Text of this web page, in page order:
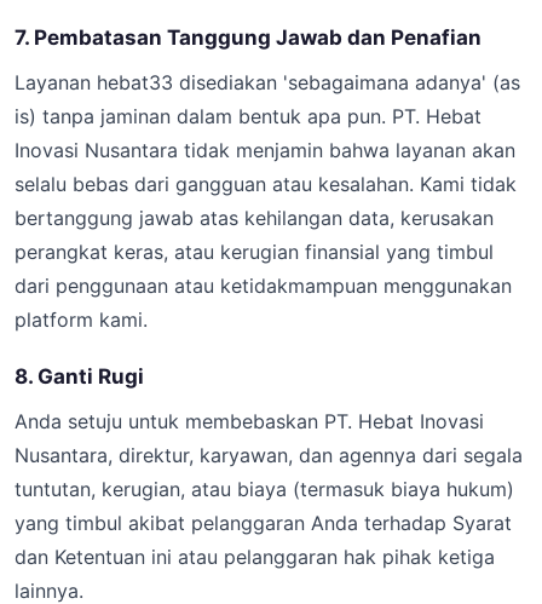
7. Pembatasan Tanggung Jawab dan Penafian
Layanan hebat33 disediakan 'sebagaimana adanya' (as
is) tanpa jaminan dalam bentuk apa pun. PT. Hebat
Inovasi Nusantara tidak menjamin bahwa layanan akan
selalu bebas dari gangguan atau kesalahan. Kami tidak
bertanggung jawab atas kehilangan data, kerusakan
perangkat keras, atau kerugian finansial yang timbul
dari penggunaan atau ketidakmampuan menggunakan
platform kami.
8. Ganti Rugi
Anda setuju untuk membebaskan PT. Hebat Inovasi
Nusantara, direktur, karyawan, dan agennya dari segala
tuntutan, kerugian, atau biaya (termasuk biaya hukum)
yang timbul akibat pelanggaran Anda terhadap Syarat
dan Ketentuan ini atau pelanggaran hak pihak ketiga
lainnya.